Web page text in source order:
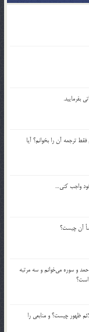
بفرماييد.
ترجمه آن را بخوانم؟ آيا
واجب كني…
و سوره مي‌خوانم و سه مرتبه
است؟
ظهور چيست؟ و منابعي را